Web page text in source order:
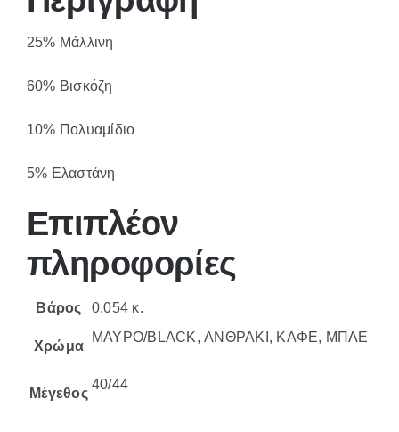
25% Μάλλινη
60% Βισκόζη
10% Πολυαμίδιο
5% Ελαστάνη
Επιπλέον
πληροφορίες
Βάρος 0,054 κ.
Χρώμα
ΜΑΥΡΟ/BLACK, ΑΝΘΡΑΚΙ, ΚΑΦΕ, ΜΠΛΕ
Μέγεθος
40/44